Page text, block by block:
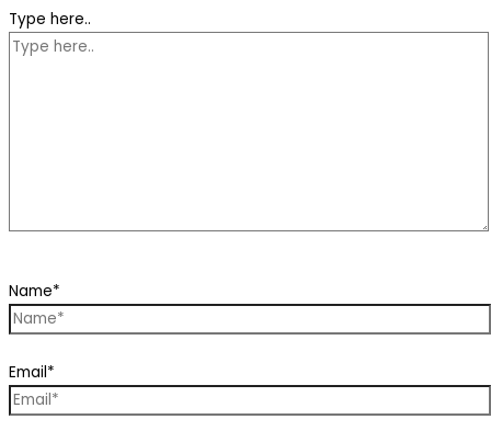
Type here..
Name*
Email*